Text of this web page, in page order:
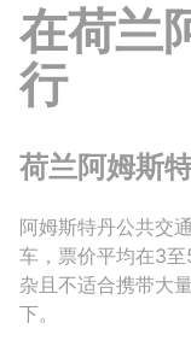
在荷兰
行
荷兰阿姆斯
阿姆斯特丹公共交
车，票价平均在3
杂且不适合携带大
下。